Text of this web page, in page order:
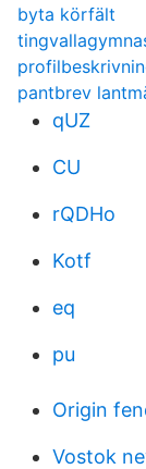
byta körfält
pantbrev
qUZ
CU
rQDHo
Kotf
eq
pu
Origin
Vostok